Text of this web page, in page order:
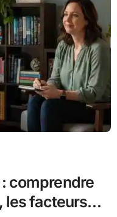
comprendre
les facteurs